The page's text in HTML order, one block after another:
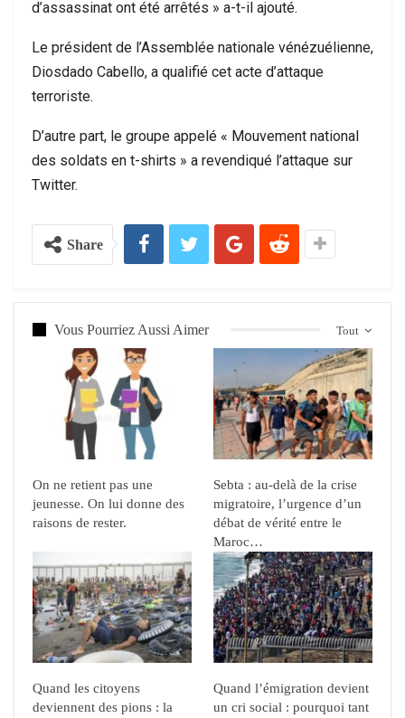
d’assassinat ont été arrêtés » a-t-il ajouté.
Le président de l’Assemblée nationale vénézuélienne,
Diosdado Cabello, a qualifié cet acte d’attaque
terroriste.
D’autre part, le groupe appelé « Mouvement national
des soldats en t-shirts » a revendiqué l’attaque sur
Twitter.
Share
Tout
Vous Pourriez Aussi Aimer
On ne retient pas une
jeunesse. On lui donne des
raisons de rester.
Sebta : au-delà de la crise
migratoire, l’urgence d’un
débat de vérité entre le
Maroc…
Quand les citoyens
deviennent des pions : la
Quand l’émigration devient
un cri social : pourquoi tant